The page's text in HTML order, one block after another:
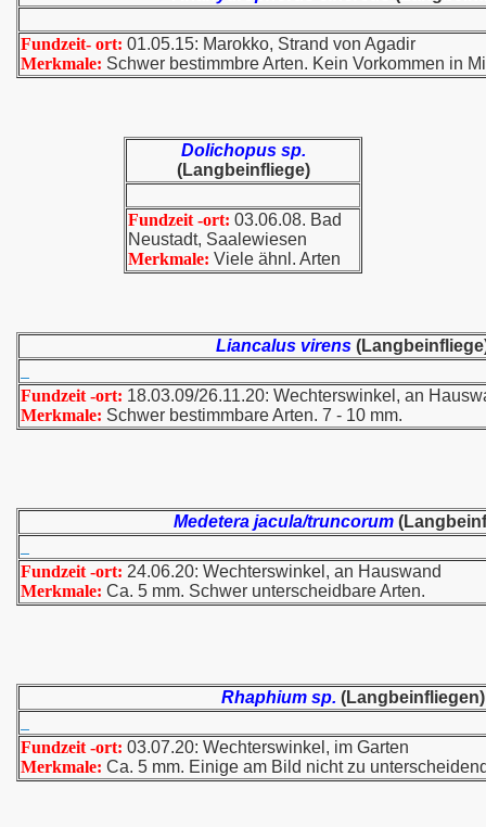
Fundzeit- ort: 01.05.15: Marokko, Strand von Agadir
Merkmale: Schwer bestimmbre Arten. Kein Vorkommen in
Dolichopus sp.
(Langbeinfliege)
Fundzeit -ort: 03.06.08. Bad
Neustadt, Saalewiesen
Merkmale: Viele ähnl. Arten
Liancalus virens
Fundzeit -ort: 18.03.09/26.11.20: Wechterswinkel, an
Merkmale: Schwer bestimmbare Arten. 7 - 10 mm.
Medetera jacula/truncorum
Fundzeit -ort: 24.06.20: Wechterswinkel, an Hauswand
Merkmale: Ca. 5 mm. Schwer unterscheidbare Arten.
Rhaphium sp. (Langbeinfliegen)
Fundzeit -ort: 03.07.20: Wechterswinkel, im Garten
Merkmale: Ca. 5 mm. Einige am Bild nicht zu